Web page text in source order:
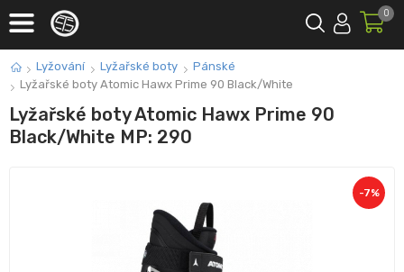
0
Lyžování Lyžařské boty
Pánské
Lyžařské boty Atomic Hawx Prime 90 Black/White
Lyžařské boty Atomic Hawx Prime 90
Black/White MP: 290
-7%